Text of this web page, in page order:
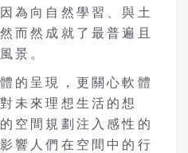
為向自然學習、與土
而然成就了最普遍且
景。
的呈現，更關心軟體
未來理想生活的想
空間規劃注入感性的
響人們在空間中的行